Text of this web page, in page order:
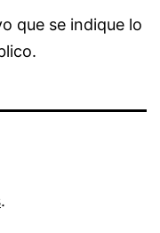
que se indique lo
.